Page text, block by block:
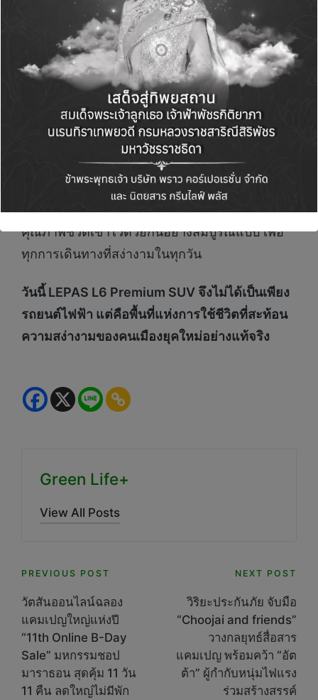
ในฐานะรถSUVเทคโนโลยีคุณภาพระดับโลก
LEPAS L6มาพร้อมนิยามมาตรฐานใหม่ของ SUV
พลังงานไฟฟ้า ที่ผสานดีไซน์ เทคโนโลยี และ
คุณภาพชีวิตเข้าไว้ด้วยกันอย่างสมบูรณ์แบบ เพื่อ
ทุกการเดินทางที่สง่างามในทุกวัน
วันนี้LEPAS L6 Premium SUV จึงไม่ได้เป็นเพียง
รถยนต์ไฟฟ้า แต่คือพื้นที่แห่งการใช้ชีวิตที่สะท้อน
ความสง่างามของคนเมืองยุคใหม่อย่างแท้จริง
Green Life+
View All Posts
Post
navigation
PREVIOUS POST
วัตสันออนไลน์ฉลอง
แคมเปญใหญ่แห่งปี
“11th Online B-Day
Sale” มหกรรมชอป
มาราธอน สุดคุ้ม 11 วัน
11 คืน ลดใหญ่ไม่มีพัก
NEXT POST
วิริยะประกันภัย จับมือ
“Choojai and friends”
วางกลยุทธ์สื่อสาร
แคมเปญ พร้อมคว้า “อัต
ต้า” ผู้กำกับหนุ่มไฟแรง
ร่วมสร้างสรรค์